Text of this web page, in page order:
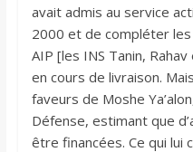
avait admis au service
2000 et de compléter
AIP [les INS Tanin,
en cours de livraison.
faveurs de Moshe
Défense, estimant que
être financées. Ce qui